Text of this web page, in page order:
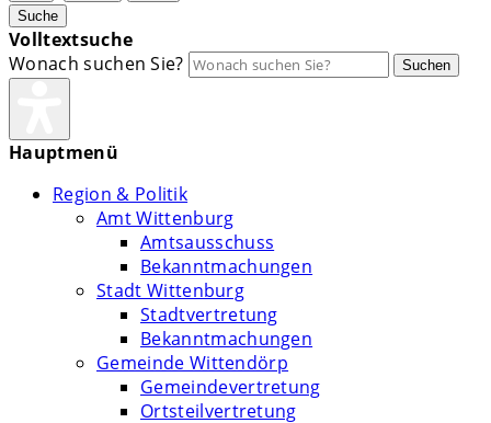
Suche
Volltextsuche
Wonach suchen Sie?
Suchen
Hauptmenü
Region & Politik
Amt Wittenburg
Amtsausschuss
Bekanntmachungen
Stadt Wittenburg
Stadtvertretung
Bekanntmachungen
Gemeinde Wittendörp
Gemeindevertretung
Ortsteilvertretung